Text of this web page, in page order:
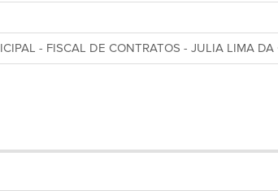
- FISCAL DE CONTRATOS - JULIA LIMA DA